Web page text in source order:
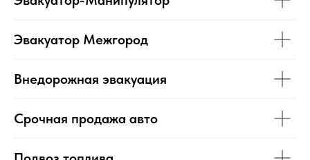
Эвакуатор Межгород
Внедорожная эвакуация
Срочная продажа авто